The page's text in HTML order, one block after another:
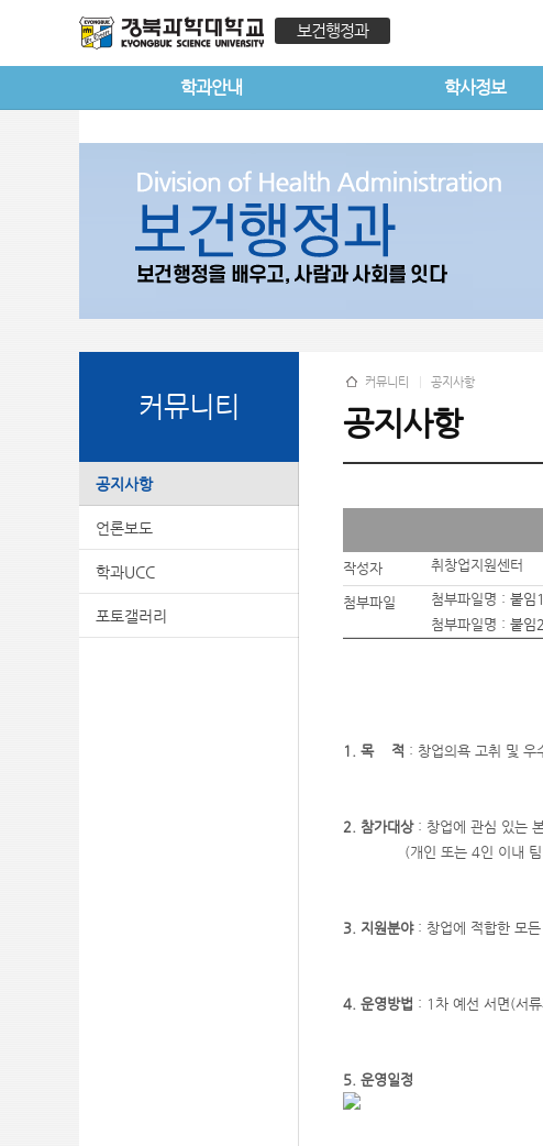
보건행정과
학과안내 학사정보
커뮤니티
공지사항
언론보도
학과UCC
포토갤러리
커뮤니티 공지사항
공지사항
작성자 취창업지원센터
첨부파일 첨부파일명 : 붙임
첨부파일명 : 붙임
1. 목 적 : 창업의욕 고취 및 우
2. 참가대상: 창업에 관심 있는
(개인 또는 4인 이내 팀
3. 지원분야: 창업에 적합한 모
4. 운영방법 : 1차 예선 서면(서
5. 운영일정